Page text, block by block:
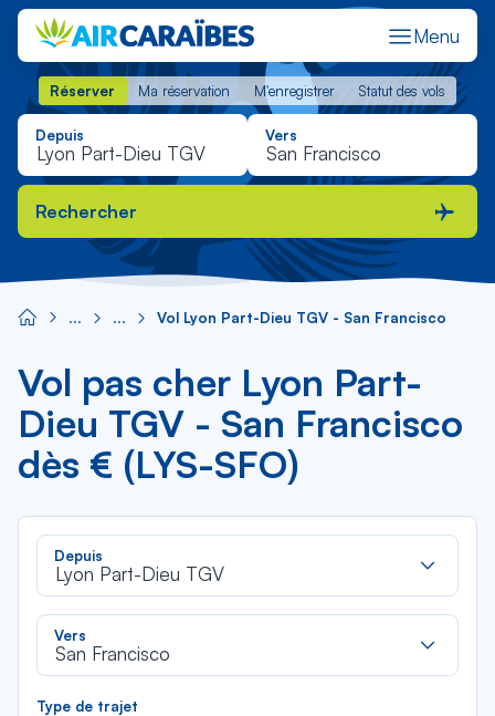
Menu
Réserver Ma réservation M'enregistrer Statut des vols
Réserver Ma réservation M'enregistrer Statut des vols
Depuis Vers
Rechercher
Vol Lyon Part-Dieu TGV - San Francisco
Vol pas cher Lyon Part-
Dieu TGV - San Francisco
dès € (LYS-SFO)
Depuis
Lyon Part-Dieu TGV
Vers
San Francisco
Type de trajet